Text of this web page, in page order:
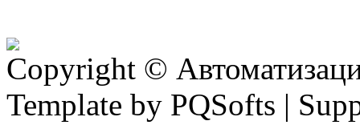
Copyright ©
Template by PQSofts |